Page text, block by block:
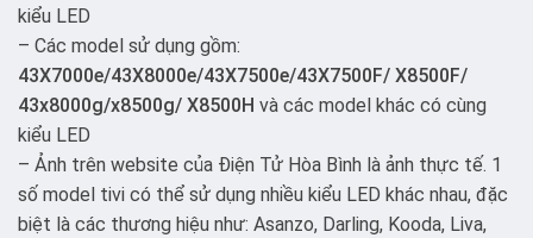
kiểu LED
– Các model sử dụng gồm:
43X7000e/43X8000e/43X7500e/43X7500F/ X8500F/
43x8000g/x8500g/ X8500H và các model khác có cùng
kiểu LED
– Ảnh trên website của Điện Tử Hòa Bình là ảnh thực tế. 1
số model tivi có thể sử dụng nhiều kiểu LED khác nhau, đặc
biệt là các thương hiệu như: Asanzo, Darling, Kooda, Liva,